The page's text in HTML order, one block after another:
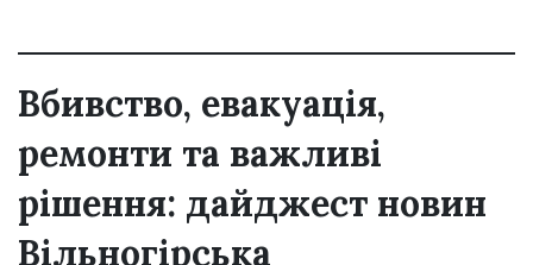
Вбивство, евакуація,
ремонти та важливі
рішення: дайджест новин
Вільногірська